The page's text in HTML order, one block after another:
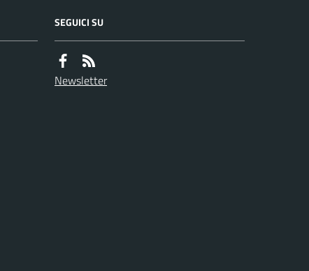
SEGUICI SU
Newsletter